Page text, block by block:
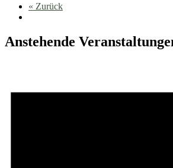
« Zurück
Anstehende